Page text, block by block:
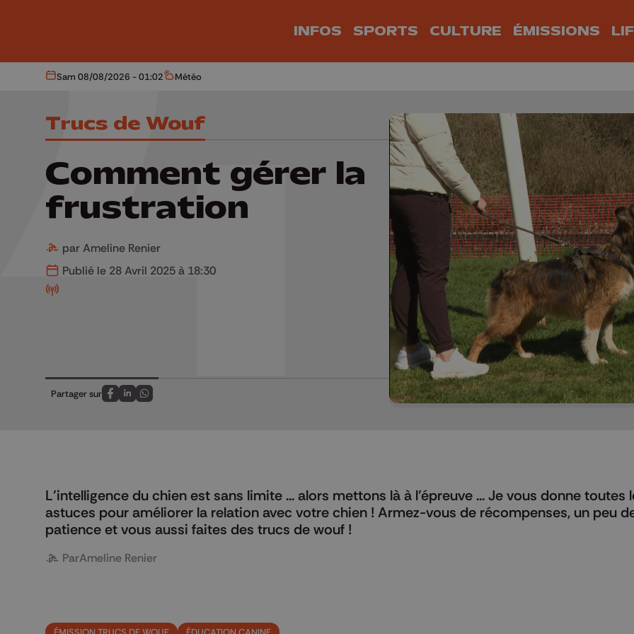
INFOS SPORTS CULTURE ÉMISSIONS
Aujourd'hui
Sam 08/08/2026 - 01:02 Météo
Météo
Trucs de Wouf
Comment gérer la
frustration
par Ameline Renier
Publié le 28 Avril 2025 à 18:30
Partager sur
Partagez sur FaceBook
Partagez sur LinkedIn
Partagez sur Whatsapp
L’intelligence du chien est sans limite ... alors mettons là à l’épreuve ... Je vous donne toutes
astuces pour améliorer la relation avec votre chien ! Armez-vous de récompenses, un peu
patience et vous aussi faites des trucs de wouf !
ParAmeline Renier